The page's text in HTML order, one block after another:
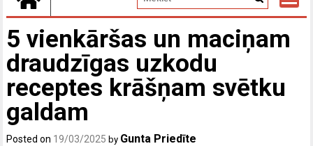
5 vienkāršas un maciņam
draudzīgas uzkodu
receptes krāšņam svētku
galdam
Posted on 19/03/2025 by Gunta Priedīte